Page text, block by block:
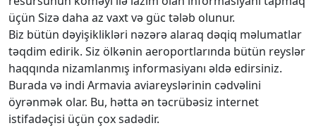
üçün Sizə daha az vaxt və güc tələb olunur.
Biz bütün dəyişiklikləri nəzərə alaraq dəqiq məlumatlar
təqdim edirik. Siz ölkənin aeroportlarında bütün reyslər
haqqında nizamlanmış informasiyanı əldə edirsiniz.
Burada və indi Armavia aviareyslərinin cədvəlini
öyrənmək olar. Bu, hətta ən təcrübəsiz internet
istifadəçisi üçün çox sadədir.